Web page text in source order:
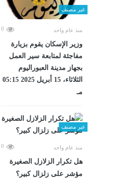
غير مصنف
منذ عام واحد 0
وزير الإسكان يقوم بزيارة
مفاجئة لمتابعة سير العمل
بجهاز مدينة العبوراليوم
الثلاثاء، 15 أبريل 2025 05:15
مـ
غير مصنف
منذ عام واحد 0
هل تكرار الزلازل الصغيرة
مؤشر على زلزال كبير؟